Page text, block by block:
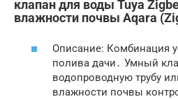
клапан для воды Tuya
влажности почвы Aqara
Описание: Комбинация
полива дачи․ Умный
водопроводную трубу
влажности почвы